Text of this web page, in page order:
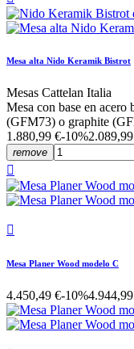
Mesa alta Nido Keramik Bistrot
Mesas Cattelan Italia
Mesa con base en
(GFM73) o graphite
1.880,99 €-10%
remove


Mesa Planer Wood modelo C
4.450,49 €-10%